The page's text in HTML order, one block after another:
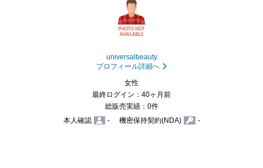
universalbeauty
プロフィール詳細へ
女性
最終ログイン：40ヶ月前
総販売実績：0件
本人確認
- 機密保持契約(NDA) -